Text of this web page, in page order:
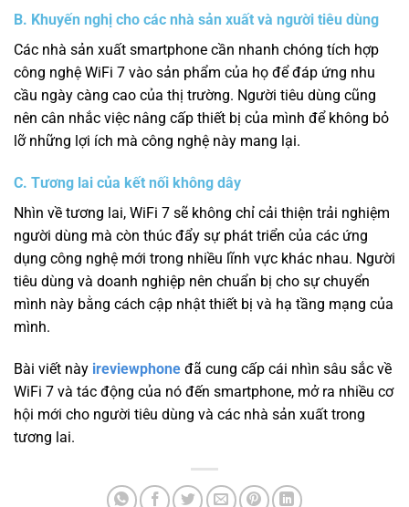
B. Khuyến nghị cho các nhà sản xuất và người tiêu dùng
Các nhà sản xuất smartphone cần nhanh chóng tích hợp
công nghệ WiFi 7 vào sản phẩm của họ để đáp ứng nhu
cầu ngày càng cao của thị trường. Người tiêu dùng cũng
nên cân nhắc việc nâng cấp thiết bị của mình để không bỏ
lỡ những lợi ích mà công nghệ này mang lại.
C. Tương lai của kết nối không dây
Nhìn về tương lai, WiFi 7 sẽ không chỉ cải thiện trải nghiệm
người dùng mà còn thúc đẩy sự phát triển của các ứng
dụng công nghệ mới trong nhiều lĩnh vực khác nhau. Người
tiêu dùng và doanh nghiệp nên chuẩn bị cho sự chuyển
mình này bằng cách cập nhật thiết bị và hạ tầng mạng của
mình.
Bài viết này ireviewphone đã cung cấp cái nhìn sâu sắc về
WiFi 7 và tác động của nó đến smartphone, mở ra nhiều cơ
hội mới cho người tiêu dùng và các nhà sản xuất trong
tương lai.